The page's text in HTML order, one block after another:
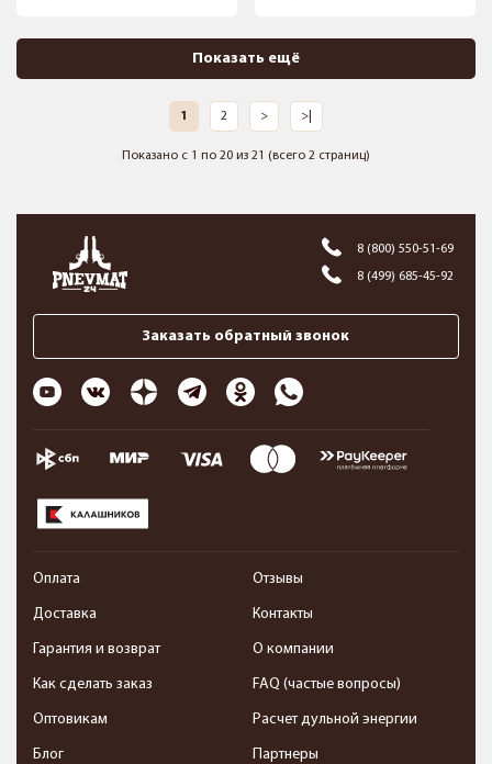
Показать ещё
1 2 > >|
Показано с 1 по 20 из 21 (всего 2 страниц)
8 (800) 550-51-69
8 (499) 685-45-92
Заказать обратный звонок
Оплата
Доставка
Гарантия и возврат
Как сделать заказ
Оптовикам
Блог
Отзывы
Контакты
О компании
FAQ (частые вопросы)
Расчет дульной энергии
Партнеры